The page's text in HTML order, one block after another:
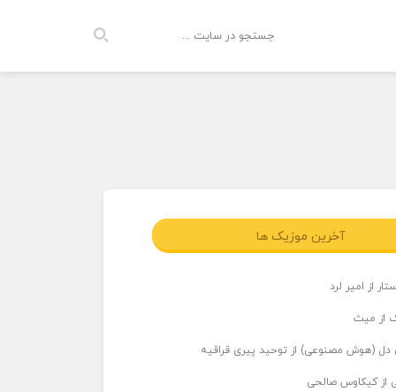
آخرین موزیک ها
از امیر لرد
از میث
دل (هوش مصنوعی) از توحید پیری قراقیه
از کیکاوس صالحی